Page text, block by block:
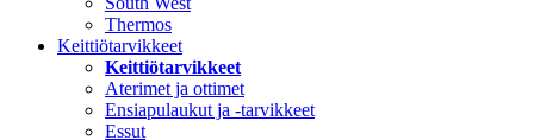
Thermos
Keittiötarvikkeet
Keittiötarvikkeet
Aterimet ja ottimet
Ensiapulaukut ja -tarvikkeet
Essut